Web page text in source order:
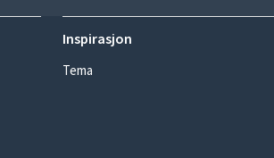
Inspirasjon
Tema